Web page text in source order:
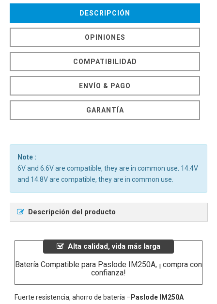
DESCRIPCIÓN
OPINIONES
COMPATIBILIDAD
ENVÍO & PAGO
GARANTÍA
Note :
6V and 6.6V are compatible, they are in common use. 14.4V
and 14.8V are compatible, they are in common use.
Descripción del producto
Alta calidad, vida más larga
Batería Compatible para Paslode IM250A, ¡ compra con
confianza!
Fuerte resistencia, ahorro de batería – Paslode IM250A